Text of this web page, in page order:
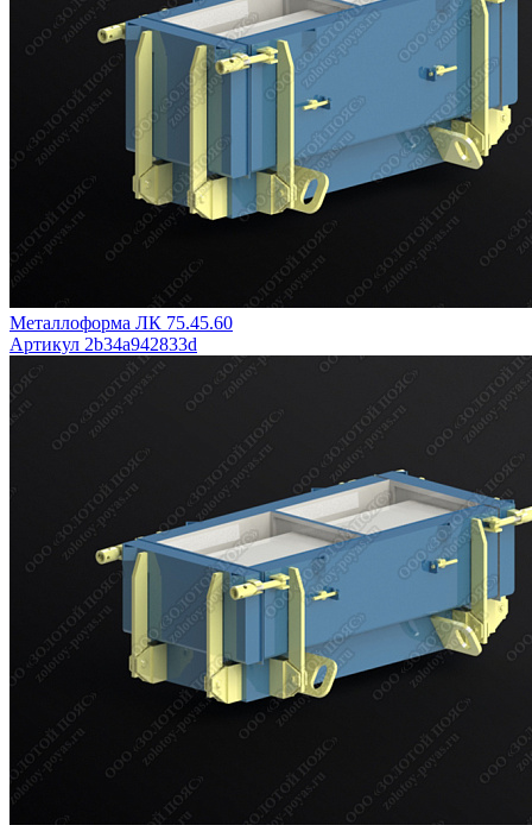
Металлоформа ЛК 75.45.60
Артикул 2b34a942833d